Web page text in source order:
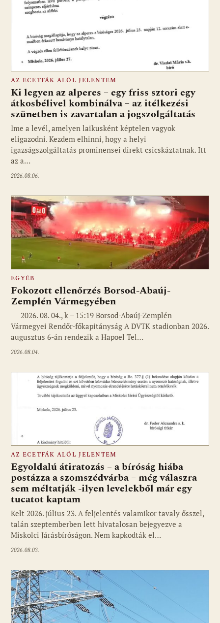
AZ ECETFÁK ALÓL JELENTEM
Ki legyen az alperes – egy friss sztori egy
átkosbélivel kombinálva – az itélkezési
szünetben is zavartalan a jogszolgáltatás
Ime a levél, amelyen laikusként képtelen vagyok
eligazodni. Kezdem elhinni, hogy a helyi
igazságszolgáltatás prominensei direkt csicskáztatnak. Itt
az a…
2026.08.06.
EGYÉB
Fokozott ellenőrzés Borsod-Abaúj-
Zemplén Vármegyében
2026. 08. 04., k – 15:19 Borsod-Abaúj-Zemplén
Vármegyei Rendőr-főkapitányság A DVTK stadionban 2026.
augusztus 6-án rendezik a Hapoel Tel…
2026.08.04.
AZ ECETFÁK ALÓL JELENTEM
Egyoldalú átiratozás – a bíróság hiába
postázza a szomszédvárba – még válaszra
sem méltatják -ilyen levelekből már egy
tucatot kaptam
Kelt 2026. július 23. A feljelentés valamikor tavaly ősszel,
talán szeptemberben lett hivatalosan bejegyezve a
Miskolci Járásbíróságon. Nem kapkodták el…
2026.08.03.